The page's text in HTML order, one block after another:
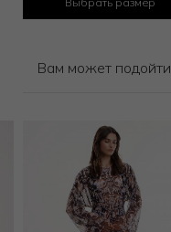
Вам может подойти